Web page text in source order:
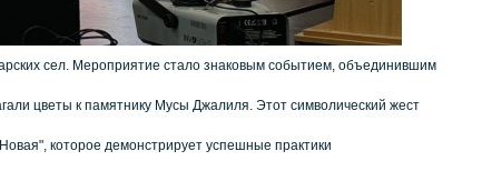
сел. Мероприятие стало знаковым событием, объединившим
цветы к памятнику Мусы Джалиля. Этот символический жест
которое демонстрирует успешные практики